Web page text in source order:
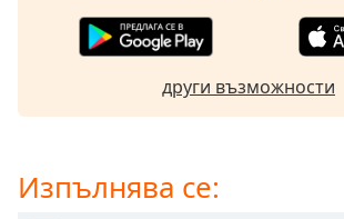
Done
Dialog
End
други възможности
Изпълнява се: